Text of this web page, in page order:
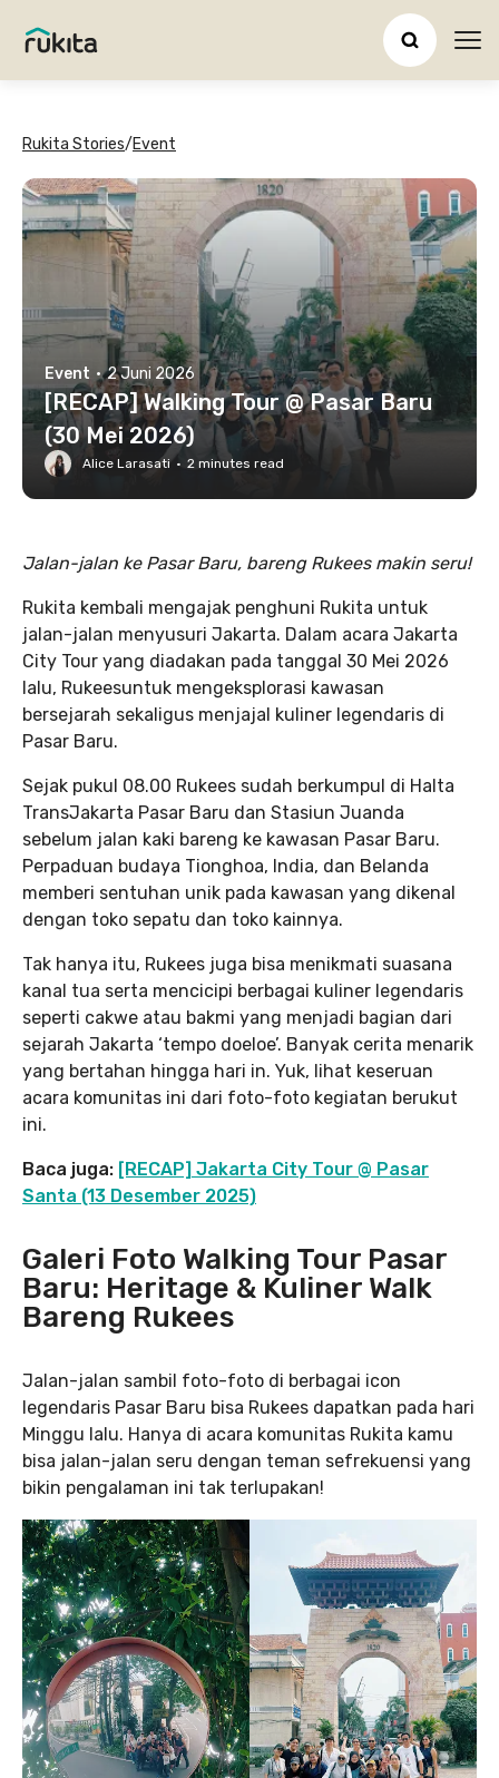
Rukita Stories/Event
Event · 2 Juni 2026
[RECAP] Walking Tour @ Pasar Baru
(30 Mei 2026)
Alice Larasati · 2 minutes read
Jalan-jalan ke Pasar Baru, bareng Rukees makin seru!
Rukita kembali mengajak penghuni Rukita untuk
jalan-jalan menyusuri Jakarta. Dalam acara Jakarta
City Tour yang diadakan pada tanggal 30 Mei 2026
lalu, Rukeesuntuk mengeksplorasi kawasan
bersejarah sekaligus menjajal kuliner legendaris di
Pasar Baru.
Sejak pukul 08.00 Rukees sudah berkumpul di Halta
TransJakarta Pasar Baru dan Stasiun Juanda
sebelum jalan kaki bareng ke kawasan Pasar Baru.
Perpaduan budaya Tionghoa, India, dan Belanda
memberi sentuhan unik pada kawasan yang dikenal
dengan toko sepatu dan toko kainnya.
Tak hanya itu, Rukees juga bisa menikmati suasana
kanal tua serta mencicipi berbagai kuliner legendaris
seperti cakwe atau bakmi yang menjadi bagian dari
sejarah Jakarta ‘tempo doeloe’. Banyak cerita menarik
yang bertahan hingga hari in. Yuk, lihat keseruan
acara komunitas ini dari foto-foto kegiatan berukut
ini.
Baca juga: [RECAP] Jakarta City Tour @ Pasar
Santa (13 Desember 2025)
Galeri Foto Walking Tour Pasar
Baru: Heritage & Kuliner Walk
Bareng Rukees
Jalan-jalan sambil foto-foto di berbagai icon
legendaris Pasar Baru bisa Rukees dapatkan pada hari
Minggu lalu. Hanya di acara komunitas Rukita kamu
bisa jalan-jalan seru dengan teman sefrekuensi yang
bikin pengalaman ini tak terlupakan!